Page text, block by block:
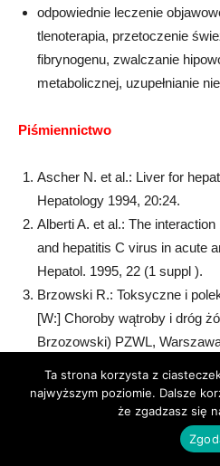
odpowiednie leczenie
tlenoterapia, przetoczenie
fibrynogenu, zwalczanie
metabolicznej, uzupełnianie
Piśmiennictwo
Ascher N. et al.: Liver for
Hepatology 1994, 20:24.
Alberti A. et al.: The
and hepatitis C virus in acute
Hepatol. 1995, 22 (1 suppl ).
Brzowski R.: Toksyczne i
[W:] Choroby wątroby i dróg
Brzozowski) PZWL,
viral hepatitis in an area with
Cooper A.D.: Role of the liver
lipoproteins. Gastroenterol.
Ta strona korzysta z
najwyższym poziomie. Dalsze
że zgadzasz się